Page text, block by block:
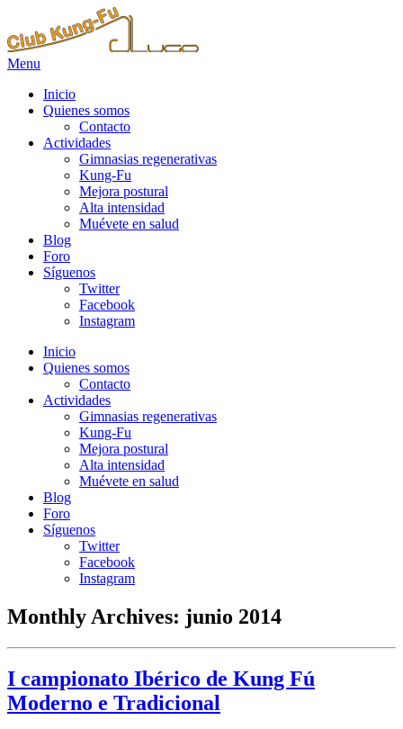
Menu
Inicio
Quienes somos
Contacto
Actividades
Gimnasias regenerativas
Kung-Fu
Mejora postural
Alta intensidad
Muévete en salud
Blog
Foro
Síguenos
Twitter
Facebook
Instagram
Inicio
Quienes somos
Contacto
Actividades
Gimnasias regenerativas
Kung-Fu
Mejora postural
Alta intensidad
Muévete en salud
Blog
Foro
Síguenos
Twitter
Facebook
Instagram
Monthly Archives: junio 2014
I campionato Ibérico de Kung Fú
Moderno e Tradicional